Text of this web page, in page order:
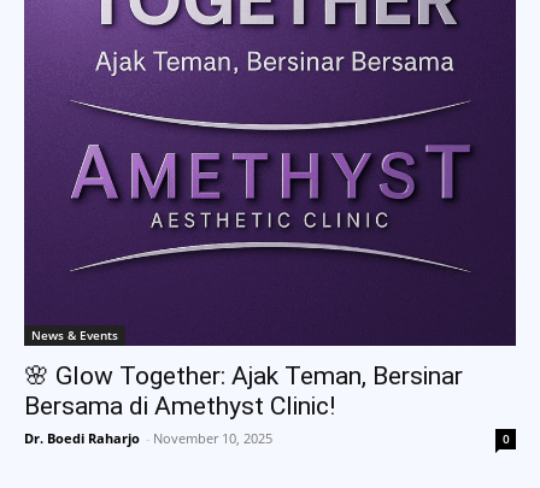
News & Events
🌸 Glow Together: Ajak Teman, Bersinar
Bersama di Amethyst Clinic!
Dr. Boedi Raharjo - November 10, 2025 0